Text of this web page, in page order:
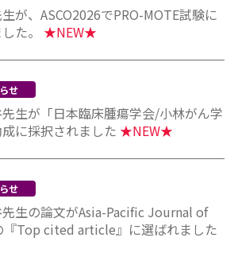
が、ASCO2026でPRO-MOTE試験に
た。 ★NEW★
せ
生が「日本臨床腫瘍学会/小林がん学
に採択されました ★NEW★
せ
生の論文がAsia-Pacific Journal of
Top cited article』に選ばれました